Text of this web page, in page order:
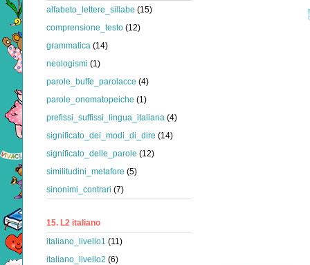
alfabeto_lettere_sillabe (15)
comprensione_testo (12)
grammatica (14)
neologismi (1)
parole_buffe_parolacce (4)
parole_onomatopeiche (1)
prefissi_suffissi_lingua_italiana (4)
significato_dei_modi_di_dire (14)
significato_delle_parole (12)
similitudini_metafore (5)
sinonimi_contrari (7)
15. L2 italiano
italiano_livello1 (11)
italiano_livello2 (6)